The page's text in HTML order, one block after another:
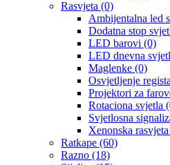
Rasvjeta (0)
Ambijentalna led
Dodatna stop
LED barovi (0)
LED dnevna
Maglenke (0)
Osvjetljenje
Projektori za
Rotaciona svjetla
Svjetlosna
Xenonska rasvjeta
Ratkape (60)
Razno (18)